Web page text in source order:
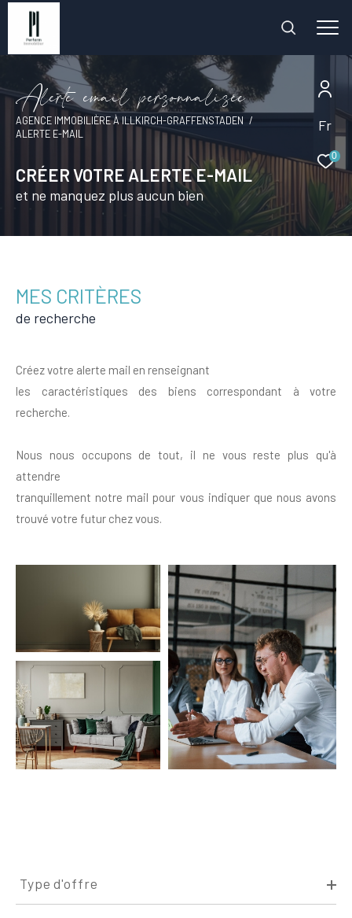
Fr
0
Alerte email personnalisée
AGENCE IMMOBILIÈRE À ILLKIRCH-GRAFFENSTADEN
ALERTE E-MAIL
CRÉER VOTRE ALERTE E-MAIL
et ne manquez plus aucun bien
MES CRITÈRES
de recherche
Créez votre alerte mail en renseignant
les caractéristiques des biens correspondant à votre
recherche.
Nous nous occupons de tout, il ne vous reste plus qu'à
attendre
tranquillement notre mail pour vous indiquer que nous avons
trouvé votre futur chez vous.
d'offre
Type d'offre